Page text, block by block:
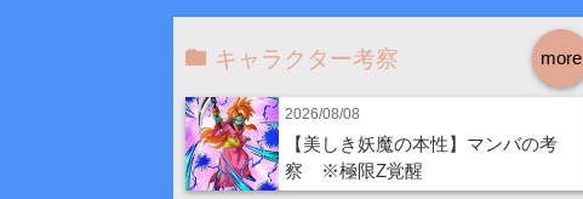
more
キャラクター考察
2026/08/08
【美しき妖魔の本性】マンバの考
察 ※極限Z覚醒